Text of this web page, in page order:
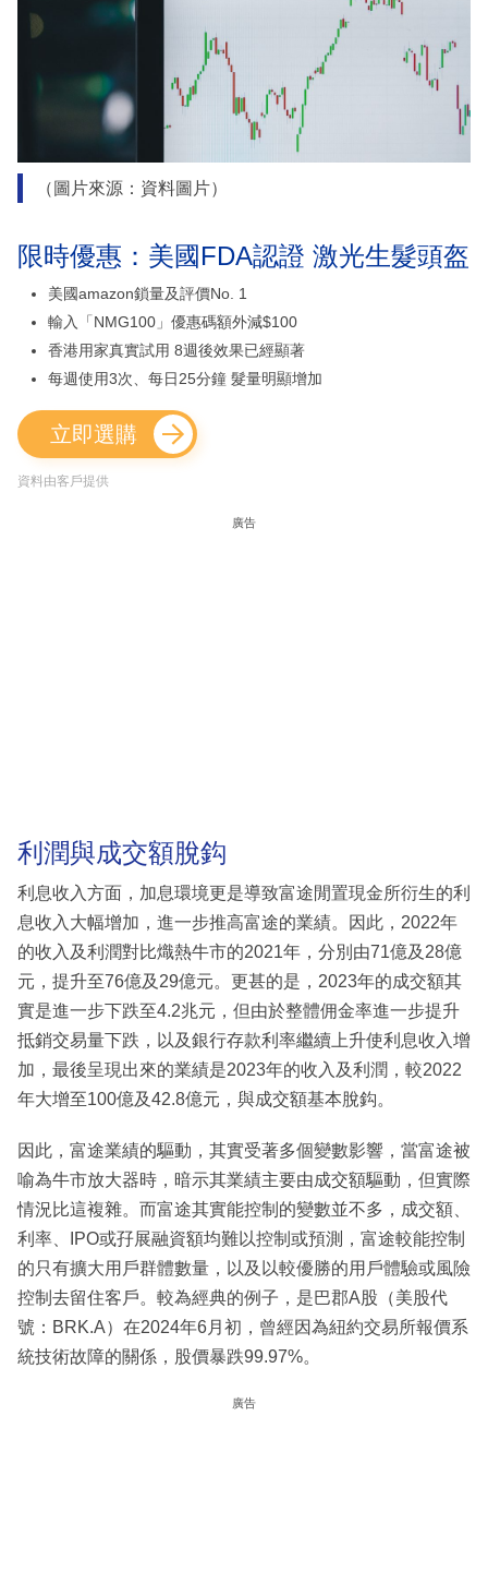
（圖片來源：資料圖片）
限時優惠：美國FDA認證 激光生髮頭盔
美國amazon鎖量及評價No. 1
輸入「NMG100」優惠碼額外減$100
香港用家真實試用 8週後效果已經顯著
每週使用3次、每日25分鐘 髮量明顯增加
立即選購
資料由客戶提供
廣告
利潤與成交額脫鈎
利息收入方面，加息環境更是導致富途閒置現金所衍生的利
息收入大幅增加，進一步推高富途的業績。因此，2022年
的收入及利潤對比熾熱牛市的2021年，分別由71億及28億
元，提升至76億及29億元。更甚的是，2023年的成交額其
實是進一步下跌至4.2兆元，但由於整體佣金率進一步提升
抵銷交易量下跌，以及銀行存款利率繼續上升使利息收入增
加，最後呈現出來的業績是2023年的收入及利潤，較2022
年大增至100億及42.8億元，與成交額基本脫鈎。
因此，富途業績的驅動，其實受著多個變數影響，當富途被
喻為牛市放大器時，暗示其業績主要由成交額驅動，但實際
情況比這複雜。而富途其實能控制的變數並不多，成交額、
利率、IPO或孖展融資額均難以控制或預測，富途較能控制
的只有擴大用戶群體數量，以及以較優勝的用戶體驗或風險
控制去留住客戶。較為經典的例子，是巴郡A股（美股代
號：BRK.A）在2024年6月初，曾經因為紐約交易所報價系
統技術故障的關係，股價暴跌99.97%。
廣告